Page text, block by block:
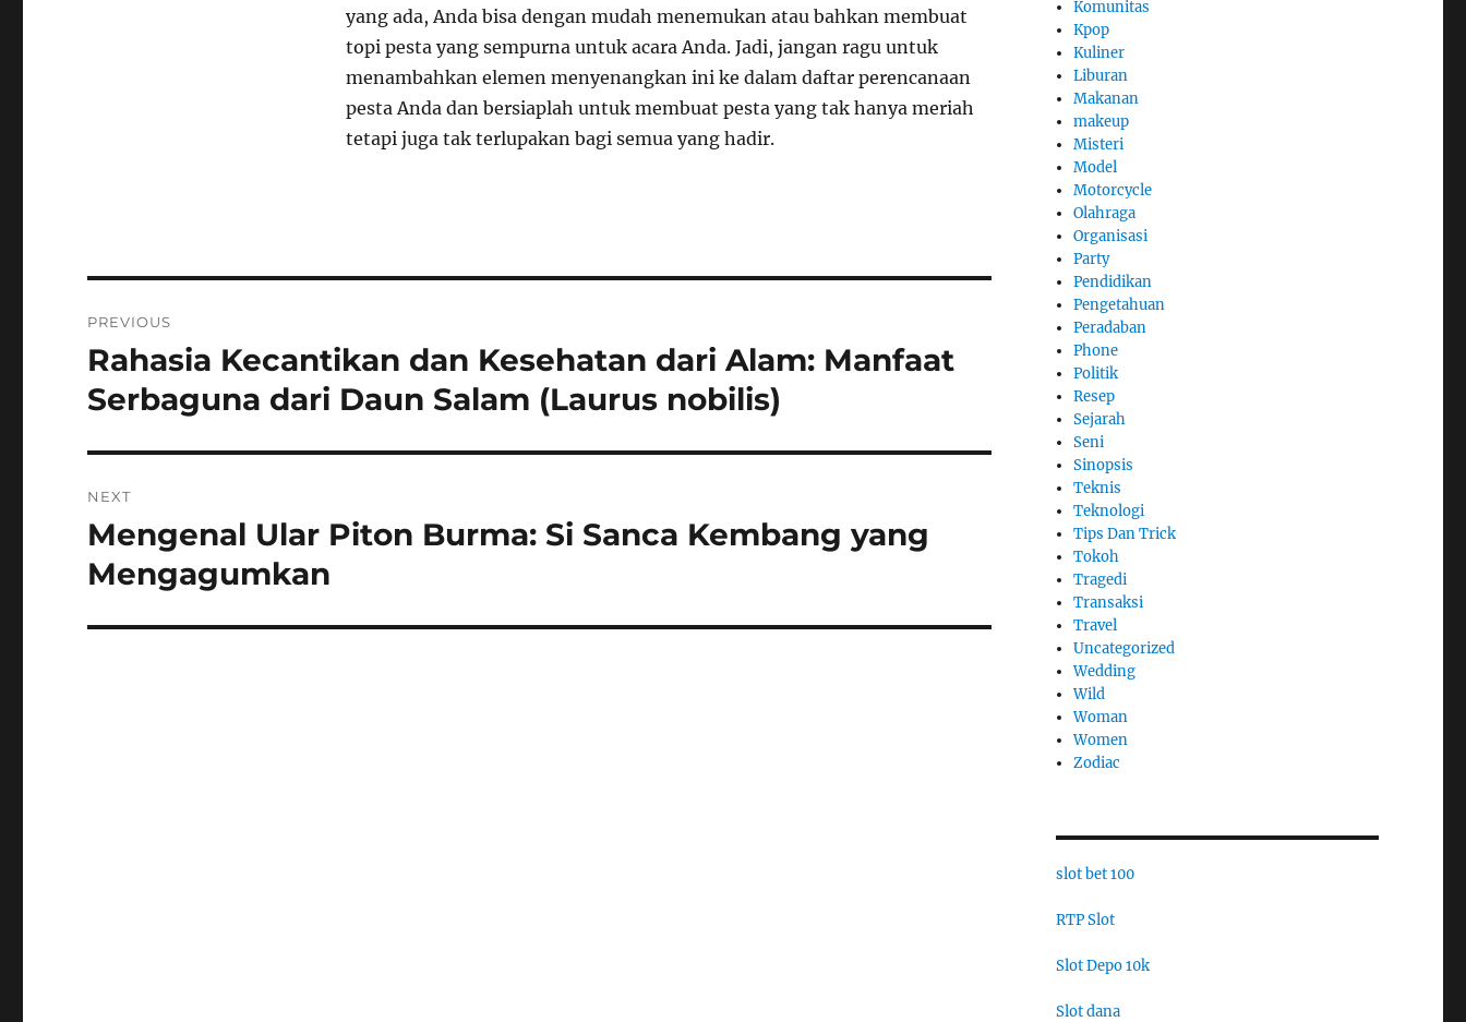
yang ada, Anda bisa dengan mudah menemukan atau bahkan membuat
topi pesta yang sempurna untuk acara Anda. Jadi, jangan ragu untuk
menambahkan elemen menyenangkan ini ke dalam daftar perencanaan
pesta Anda dan bersiaplah untuk membuat pesta yang tak hanya meriah
tetapi juga tak terlupakan bagi semua yang hadir.
pos
PREVIOUS
Previous
post:
Rahasia Kecantikan dan Kesehatan dari Alam: Manfaat
Serbaguna dari Daun Salam (Laurus nobilis)
NEXT
Next
post:
Mengenal Ular Piton Burma: Si Sanca Kembang yang
Mengagumkan
Komunitas
Kpop
Kuliner
Liburan
Makanan
makeup
Misteri
Model
Motorcycle
Olahraga
Organisasi
Party
Pendidikan
Pengetahuan
Peradaban
Phone
Politik
Resep
Sejarah
Seni
Sinopsis
Teknis
Teknologi
Tips Dan Trick
Tokoh
Tragedi
Transaksi
Travel
Uncategorized
Wedding
Wild
Woman
Women
Zodiac
slot bet 100
RTP Slot
Slot Depo 10k
Slot dana